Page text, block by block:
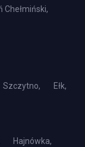
Chełmiński,
Szczytno, Ełk,
Hajnówka,